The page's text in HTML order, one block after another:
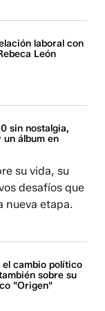
laboral con
León
sin nostalgia,
álbum en
su vida, su
desafíos que
nueva etapa.
el cambio político
sobre su
"Origen"